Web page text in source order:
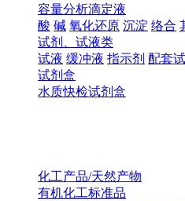
容量分析滴定液
酸 碱 氧化还原 沉淀 络合
试剂、试液类
试液 缓冲液 指示剂 配套
试剂盒
水质快检试剂盒
化工产品/天然产物
有机化工标准品